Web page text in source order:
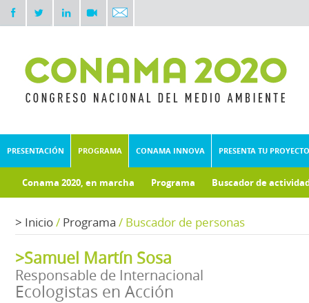
PRESENTACIÓN PROGRAMA CONAMA INNOVA PRESENTA TU PROYECTO
Conama 2020, en marcha Programa Buscador de
> Inicio/ Programa / Buscador de personas
>Samuel Martín Sosa
Responsable de Internacional
Ecologistas en Acción